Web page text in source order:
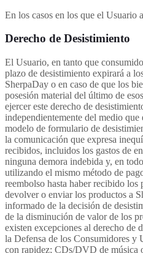
En los casos en los que el Usuario
Derecho de Desistimiento
El Usuario, en tanto que
plazo de desistimiento expirará a
SherpaDay o en caso de que los
posesión material del último de
ejercer este derecho de
independientemente del medio
modelo de formulario de
la comunicación que expresa
recibidos, incluidos los gastos de
ninguna demora indebida y, en
utilizando el mismo método de
reembolso hasta haber recibido
devolver o enviar los productos a
informado de la decisión de
de la disminución de valor de los
existen excepciones al derecho de
la Defensa de los Consumidores y
con rapidez; CDs/DVD de música